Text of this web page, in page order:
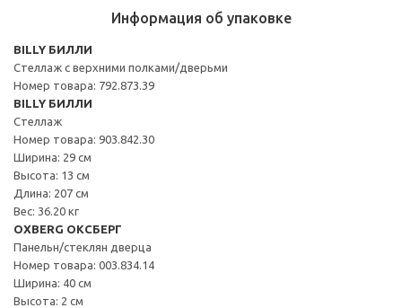
Информация об упаковке
BILLY БИЛЛИ
Стеллаж с верхними полками/дверьми
Номер товара: 792.873.39
BILLY БИЛЛИ
Стеллаж
Номер товара: 903.842.30
Ширина: 29 см
Высота: 13 см
Длина: 207 см
Вес: 36.20 кг
OXBERG ОКСБЕРГ
Панельн/стеклян дверца
Номер товара: 003.834.14
Ширина: 40 см
Высота: 2 см